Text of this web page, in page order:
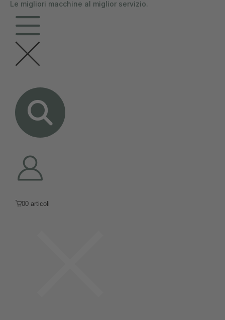
contenuto
Le migliori macchine al miglior servizio.
00 articoli